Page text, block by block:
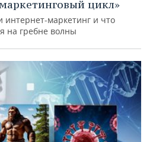
цикл»
интернет-маркетинг и что
на гребне волны